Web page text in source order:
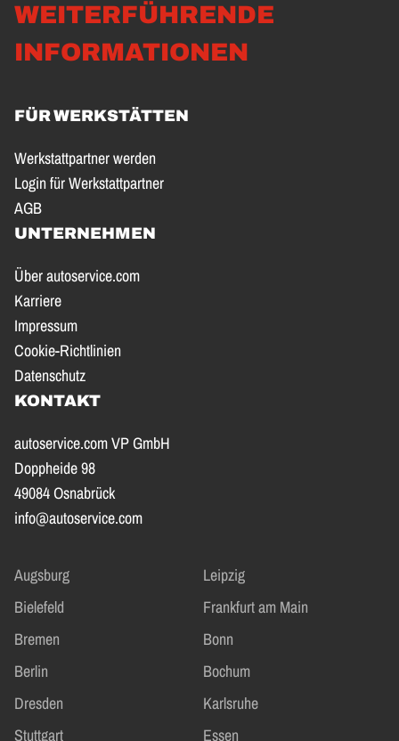
WEITERFÜHRENDE
INFORMATIONEN
FÜR WERKSTÄTTEN
Werkstattpartner werden
Login für Werkstattpartner
AGB
UNTERNEHMEN
Über autoservice.com
Karriere
Impressum
Cookie-Richtlinien
Datenschutz
KONTAKT
autoservice.com VP GmbH
Doppheide 98
49084 Osnabrück
info@autoservice.com
Augsburg
Leipzig
Bielefeld
Frankfurt am Main
Bremen
Bonn
Berlin
Bochum
Dresden
Karlsruhe
Stuttgart
Essen